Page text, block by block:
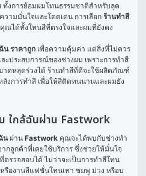
งการย้อมผมโทนธรรมชาติสำหรับลุค
ามมั่นใจและโดดเด่น การเลือก ร้านทําสี
ณได้ทั้งโทนสีที่ตรงใจและผมที่ยังคง
น ราคาถูก เพื่อความคุ้มค่า แต่สิ่งที่ไม่ควร
ระสบการณ์ของช่างผม เพราะการทำสี
าดหลุดร่วงได้ ร้านทำสีที่ดีจะใช้ผลิตภัณฑ์
งการทำสี เพื่อให้สีติดทนนานและผมยัง
ใกล้ฉันผ่าน Fastwork
น ผ่าน Fastwork คุณจะได้พบกับช่างทำ
กลูกค้าที่เคยใช้บริการ ซึ่งช่วยให้มั่นใจ
รวจสอบได้ ไม่ว่าจะเป็นการทำสีโทน
รืองานสีแฟชั่นโทนเทา ชมพู ม่วง หรือบ